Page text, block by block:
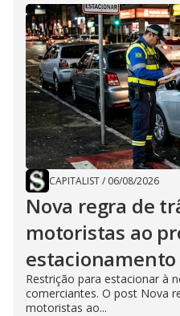
CAPITALIST/ 06/08/2026
Nova regra de
motoristas ao
Restrição para estacionar à
comerciantes. O post Nova
motoristas ao...